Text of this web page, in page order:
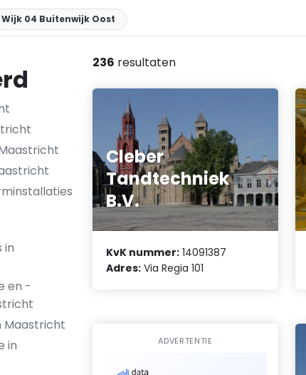
Wijk 04 Buitenwijk Oost
in
en -
Maastricht
in
236 resultaten
Cleber
Tandtechniek
B.V.
KvK nummer: 14091387
Adres: Via Regia 101
ADVERTENTIE